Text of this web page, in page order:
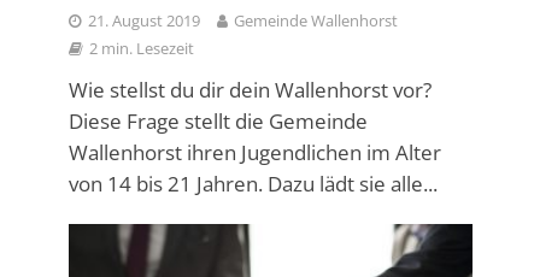
21. August 2019
Gemeinde Wallenhorst
2 min. Lesezeit
Wie stellst du dir dein Wallenhorst vor?
Diese Frage stellt die Gemeinde
Wallenhorst ihren Jugendlichen im Alter
von 14 bis 21 Jahren. Dazu lädt sie alle...